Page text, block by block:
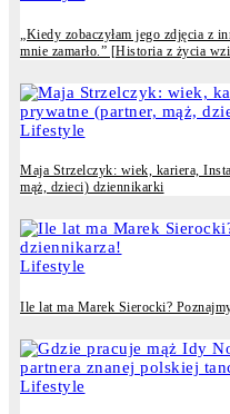
„Kiedy zobaczyłam jego zdjęcia z
mnie zamarło.” [Historia z życia
Lifestyle
Maja Strzelczyk: wiek, kariera,
mąż, dzieci) dziennikarki
Lifestyle
Ile lat ma Marek Sierocki?
Lifestyle